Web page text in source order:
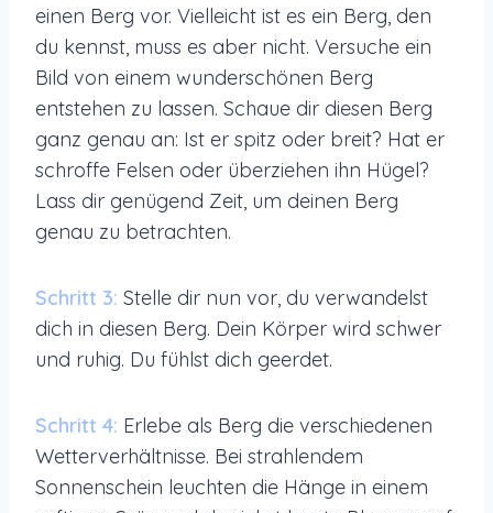
einen Berg vor. Vielleicht ist es ein Berg, den
du kennst, muss es aber nicht. Versuche ein
Bild von einem wunderschönen Berg
entstehen zu lassen. Schaue dir diesen Berg
ganz genau an: Ist er spitz oder breit? Hat er
schroffe Felsen oder überziehen ihn Hügel?
Lass dir genügend Zeit, um deinen Berg
genau zu betrachten.
Schritt 3: Stelle dir nun vor, du verwandelst
dich in diesen Berg. Dein Körper wird schwer
und ruhig. Du fühlst dich geerdet.
Schritt 4: Erlebe als Berg die verschiedenen
Wetterverhältnisse. Bei strahlendem
Sonnenschein leuchten die Hänge in einem